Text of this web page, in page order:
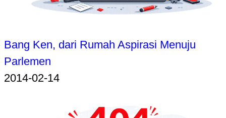
Bang Ken, dari Rumah Aspirasi Menuju
Parlemen
2014-02-14